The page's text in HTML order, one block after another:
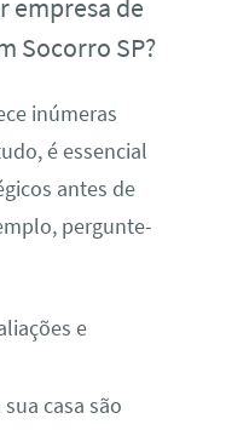
empresa de
Socorro SP?
inúmeras
é essencial
antes de
pergunte-
e
casa são